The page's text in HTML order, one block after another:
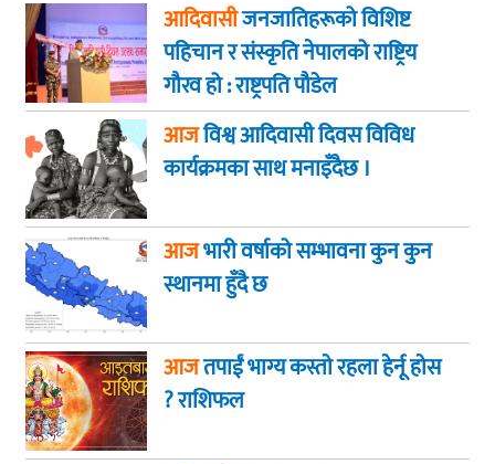
आदिवासीजनजातिहरूको विशिष्ट
पहिचान र संस्कृति नेपालको राष्ट्रिय
गौरव हो : राष्ट्रपति पौडेल
आजविश्व आदिवासी दिवस विविध
कार्यक्रमका साथ मनाइँदैछ ।
आजभारी वर्षाको सम्भावना कुन कुन
स्थानमा हुँदै छ
आजतपाईं भाग्य कस्ताे रहला हेर्नू हाेस
? राशिफल